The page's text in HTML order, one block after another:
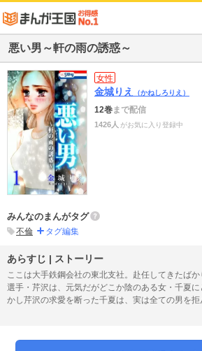
悪い男～軒の雨の誘惑～
女性
金城りえ （かねしろりえ）
12巻まで配信
1426人 がお気に入り登録中
みんなのまんがタグ
不倫 タグ編集
あらすじ | ストーリー
ここは大手鉄鋼会社の東北支社。赴任してきたば
選手・芹沢は、元気だがどこか陰のある女・千夏
かし芹沢の求愛を断った千夏は、実は全ての男を
いったいなにがあったのか？ ウェブ・マガジン
にはLove Silky Vol.55，56，58，61に掲載された